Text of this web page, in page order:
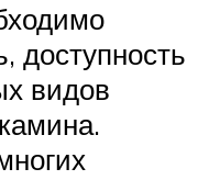
доступность
видов